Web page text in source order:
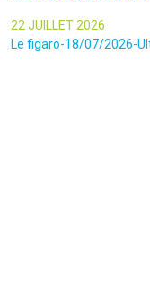
22 JUILLET 2026
Le figaro-18/07/2026-